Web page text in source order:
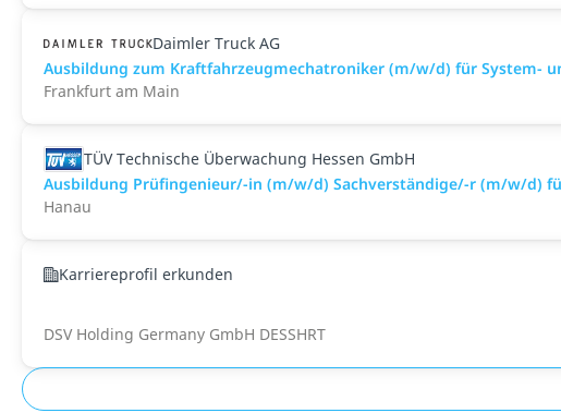
Daimler Truck AG
Ausbildung zum Kraftfahrzeugmechatroniker (m/w/d) für System-
Frankfurt am Main
TÜV Technische Überwachung Hessen GmbH
Ausbildung Prüfingenieur/-in (m/w/d) Sachverständige/-r (m/w/d)
Hanau
Karriereprofil erkunden
DSV Holding Germany GmbH DESSHRT